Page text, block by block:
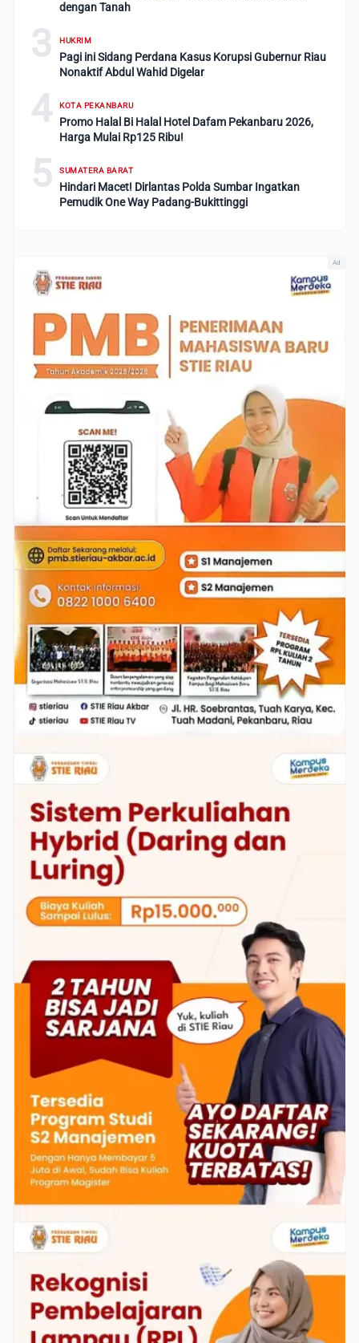
dengan Tanah
3 HUKRIM
Pagi ini Sidang Perdana Kasus Korupsi Gubernur Riau
Nonaktif Abdul Wahid Digelar
4 KOTA PEKANBARU
Promo Halal Bi Halal Hotel Dafam Pekanbaru 2026,
Harga Mulai Rp125 Ribu!
5 SUMATERA BARAT
Hindari Macet! Dirlantas Polda Sumbar Ingatkan
Pemudik One Way Padang-Bukittinggi
Ad